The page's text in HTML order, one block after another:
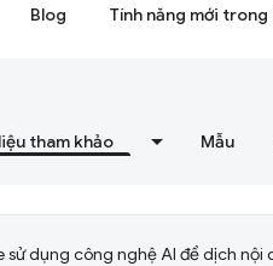
Blog Tính năng mới
tham khảo Mẫu
sử dụng công nghệ AI để dịch nội